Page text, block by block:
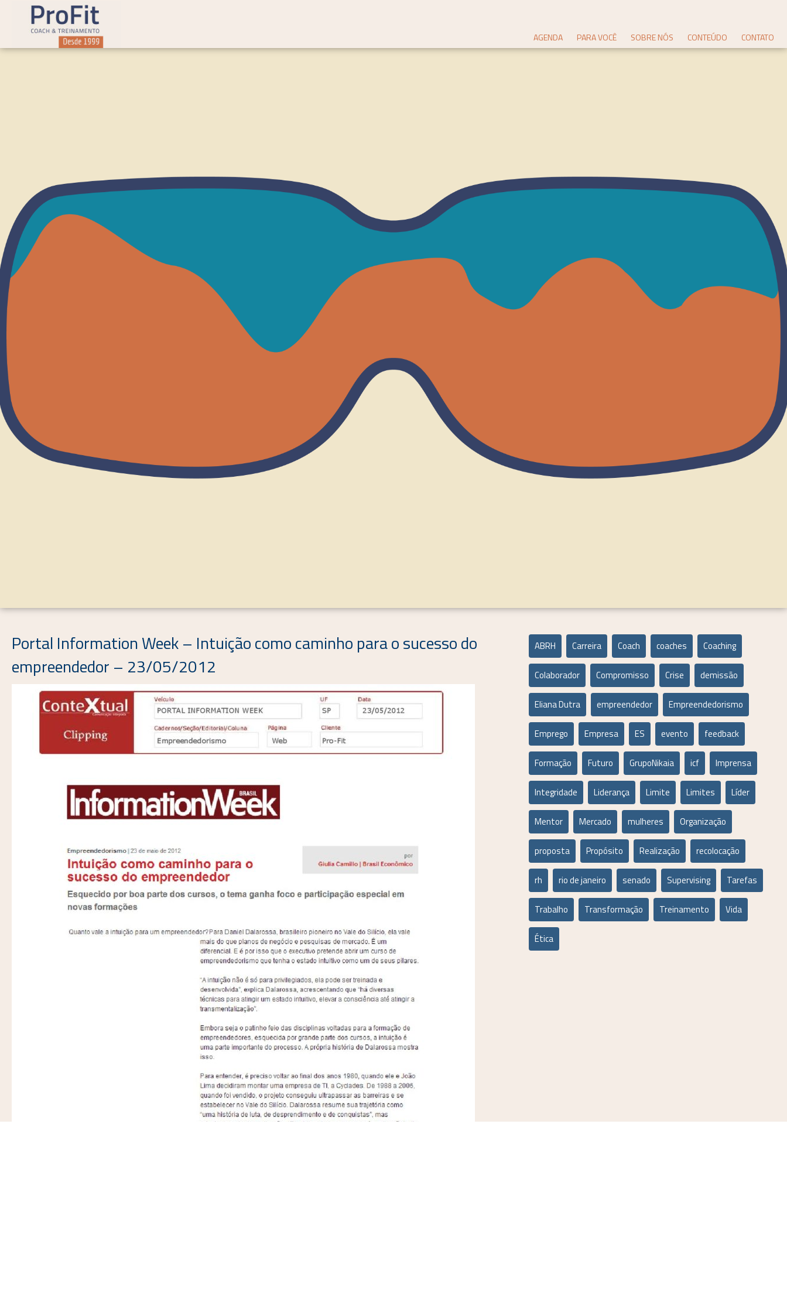
AGENDA PARA VOCÊ SOBRE NÓS CONTEÚDO CONTATO
Portal Information Week – Intuição como caminho para o sucesso do
empreendedor – 23/05/2012
ABRH Carreira Coach coaches Coaching
Colaborador Compromisso Crise demissão
Eliana Dutra empreendedor Empreendedorismo
Emprego Empresa ES evento feedback
Formação Futuro GrupoNikaia icf Imprensa
Integridade Liderança Limite Limites Líder
Mentor Mercado mulheres Organização
proposta Propósito Realização recolocação
rh rio de janeiro senado Supervising Tarefas
Trabalho Transformação Treinamento Vida
Ética